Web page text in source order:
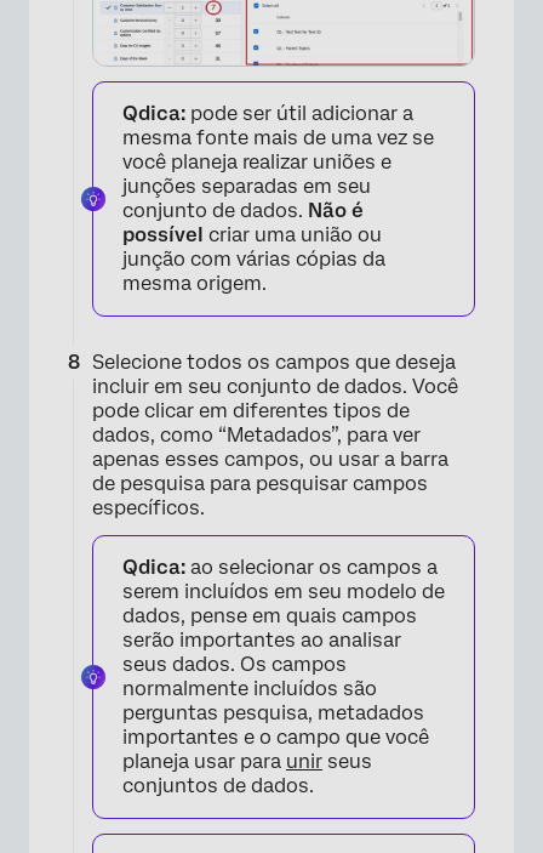
Qdica: pode ser útil adicionar a
mesma fonte mais de uma vez se
você planeja realizar uniões e
junções separadas em seu
conjunto de dados. Não é
possível criar uma união ou
junção com várias cópias da
mesma origem.
Selecione todos os campos que deseja
incluir em seu conjunto de dados. Você
pode clicar em diferentes tipos de
dados, como “Metadados”, para ver
apenas esses campos, ou usar a barra
de pesquisa para pesquisar campos
específicos.
Qdica: ao selecionar os campos a
serem incluídos em seu modelo de
dados, pense em quais campos
serão importantes ao analisar
seus dados. Os campos
normalmente incluídos são
perguntas pesquisa, metadados
importantes e o campo que você
planeja usar para unir seus
conjuntos de dados.